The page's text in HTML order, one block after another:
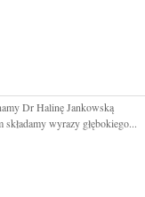
Dr Halinę Jankowską
wyrazy głębokiego...